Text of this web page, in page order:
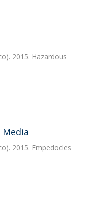
2015. Hazardous
2015. Empedocles